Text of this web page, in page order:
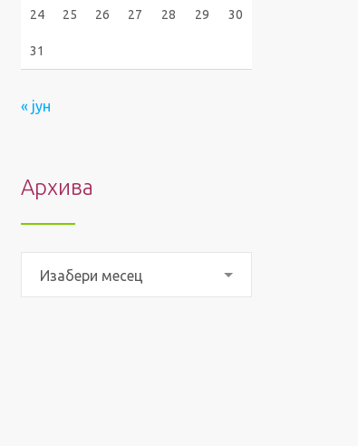
24 25 26 27 28 29 30
31
« јун
Архива
Изабери месец